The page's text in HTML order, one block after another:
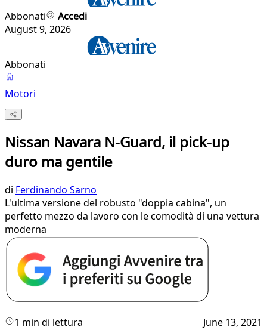
Abbonati
Accedi
August 9, 2026
Abbonati
Motori
Nissan Navara N-Guard, il pick-up
duro ma gentile
di Ferdinando Sarno
L'ultima versione del robusto "doppia cabina", un
perfetto mezzo da lavoro con le comodità di una vettura
moderna
1 min di lettura June 13, 2021